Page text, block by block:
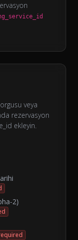
veya
rezervasyon
ekleyin.
2)